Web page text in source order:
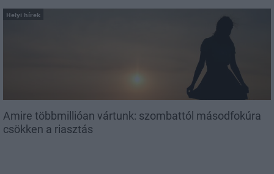
Helyi hírek
Amire többmillióan vártunk: szombattól másodfokúra
csökken a riasztás